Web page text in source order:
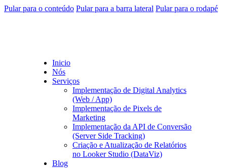
Pular para o conteúdo Pular para a barra lateral Pular para o rodapé
Inicio
Nós
Serviços
Implementação de Digital Analytics
(Web / App)
Implementação de Pixels de
Marketing
Implementação da API de Conversão
(Server Side Tracking)
Criação e Atualização de Relatórios
no Looker Studio (DataViz)
Blog